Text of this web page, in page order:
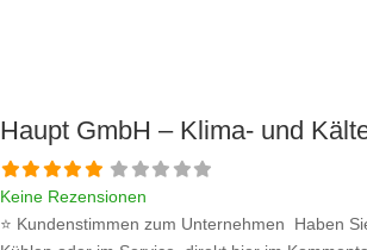
Haupt GmbH – Klima- und
Keine Rezensionen
⭐ Kundenstimmen zum Unternehmen Haben